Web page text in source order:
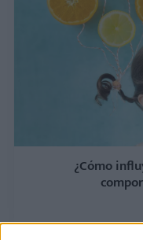
¿Cómo